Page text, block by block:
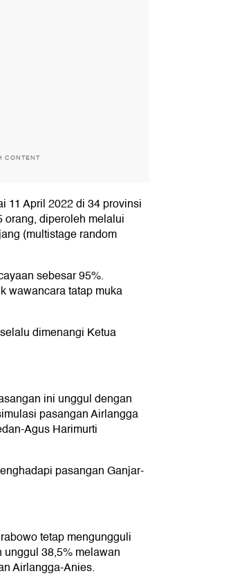
CONTENT
11 April 2022 di 34 provinsi
orang, diperoleh melalui
(multistage random
sebesar 95%.
wawancara tatap muka
dimenangi Ketua
ini unggul dengan
pasangan Airlangga
Agus Harimurti
pasangan Ganjar-
tetap mengungguli
38,5% melawan
Airlangga-Anies.